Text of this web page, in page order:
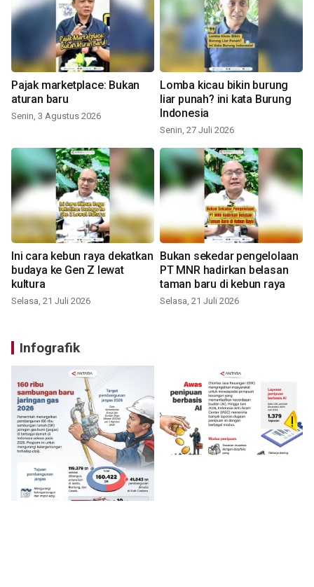
Pajak marketplace: Bukan
aturan baru
Senin, 3 Agustus 2026
Lomba kicau bikin burung
liar punah? ini kata Burung
Indonesia
Senin, 27 Juli 2026
Ini cara kebun raya dekatkan
budaya ke Gen Z lewat
kultura
Selasa, 21 Juli 2026
Bukan sekedar pengelolaan
PT MNR hadirkan belasan
taman baru di kebun raya
Selasa, 21 Juli 2026
Infografik